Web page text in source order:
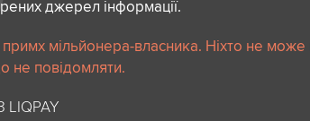
джерел інформації.
мільйонера-власника. Ніхто не може
не повідомляти.